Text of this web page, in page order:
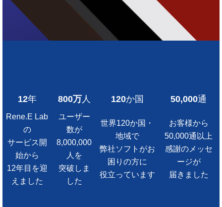
12年 800万人 120か国 50,000通
Rene.E Lab
の
サービス開
始から
12年目を迎
えました
ユーザー
数が
8,000,000
人を
突破しま
した
世界120か国・
地域で
弊社ソフトがお
困りの方に
役立っています
お客様から
50,000通以上
感謝のメッセ
ージが
届きました